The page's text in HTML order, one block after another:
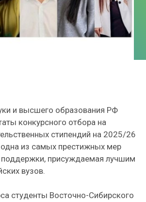
и высшего образования РФ
конкурсного отбора на
стипендий на 2025/26
из самых престижных мер
поддержки, присуждаемая лучшим
вузов.
студенты Восточно-Сибирского